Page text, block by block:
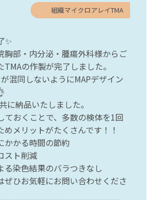
組織マイクロアレイTMA
✨
胸部・内分泌・腫瘍外科様からご
の作製が完了しました。
混同しないようにMAPデザイン
に納品いたしました。
ておくことで、多数の検体を1回
めメリットがたくさんです！！
かかる時間の節約
スト削減
る染色結果のバラつきなし
ぜひお気軽にお問い合わせくださ